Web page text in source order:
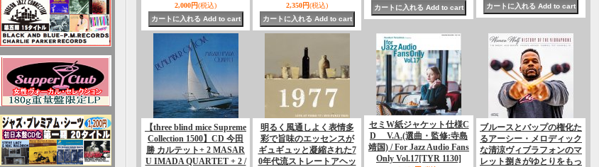
2,000円(税込) 2,350円(税込)
【three blind mice Supreme
Collection 1500】CD 今田
勝 カルテット+ 2 MASAR
U IMADA QUARTET + 2 /
明るく風通しよく表情多
彩で旨味のエッセンスが
ギュギュッと凝縮された7
0年代流ストレートアヘッ
セミW紙ジャケット仕様C
D V.A.(選曲・監修:寺島
靖国) / For Jazz Audio Fans
Only Vol.17[TYR 1130]
ブルースとバップの権化た
るアーシー・メロディック
な清涼ヴィブラフォンのマ
レット捌きがゆとりをもっ